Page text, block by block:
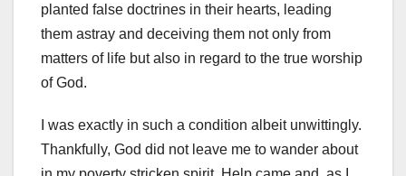
planted false doctrines in their hearts, leading
them astray and deceiving them not only from
matters of life but also in regard to the true worship
of God.
I was exactly in such a condition albeit unwittingly.
Thankfully, God did not leave me to wander about